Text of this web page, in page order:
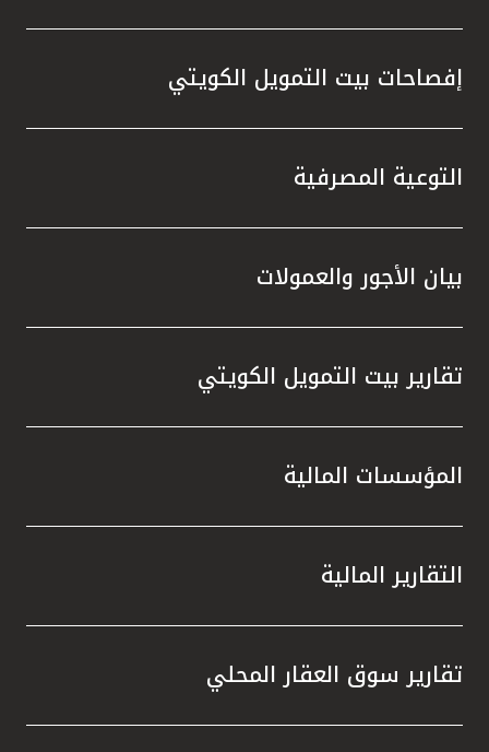
تركيا
مصر
المملكة المتحدة
مملكة البحرين
إفصاحات بيت التمويل الكويتي
التوعية المصرفية
بيان الأجور والعمولات
تقارير بيت التمويل الكويتي
المؤسسات المالية
التقارير المالية
تقارير سوق العقار المحلي